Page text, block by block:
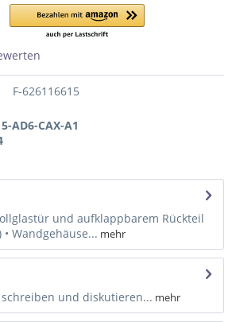
F-626116615
AD6-CAX-A1
und aufklappbarem Rückteil
Wandgehäuse... mehr
und diskutieren... mehr